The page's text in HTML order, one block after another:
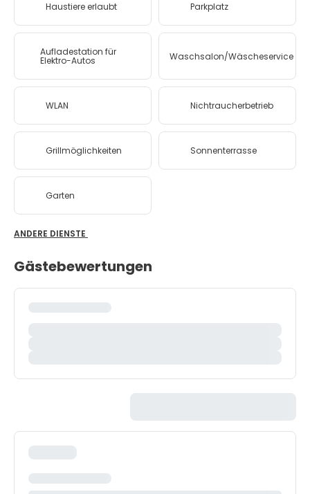
Haustiere erlaubt Parkplatz
Aufladestation für
Elektro-Autos Waschsalon/Wäscheservice
WLAN Nichtraucherbetrieb
Grillmöglichkeiten Sonnenterrasse
Garten
ANDERE DIENSTE
Gästebewertungen